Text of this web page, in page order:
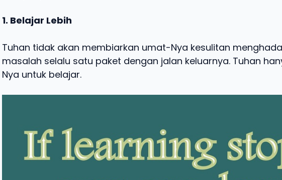
1. Belajar Lebih
Tuhan tidak akan membiarkan umat-Nya kesulitan
masalah selalu satu paket dengan jalan keluarnya. Tuhan
Nya untuk belajar.